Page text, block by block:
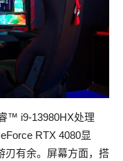
™ i9-13980HX处理
RTX 4080显
刃有余。屏幕方面，搭